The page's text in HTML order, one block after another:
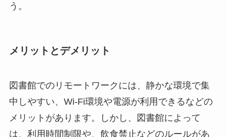
う。
メリットとデメリット
図書館でのリモートワークには、静かな環境で集
中しやすい、Wi-Fi環境や電源が利用できるなどの
メリットがあります。しかし、図書館によって
は、利用時間制限や、飲食禁止などのルールがあ